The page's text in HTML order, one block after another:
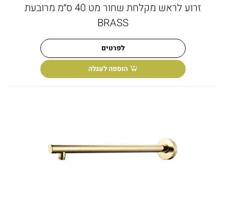
זרוע לראש מקלחת שחור מט 40 ס״מ מרובעת
BRASS
לפרטים
הוספה לעגלה